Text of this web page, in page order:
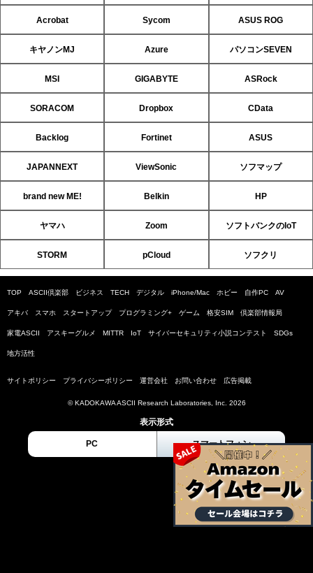
Acrobat Sycom ASUS ROG
キヤノンMJ Azure パソコンSEVEN
MSI GIGABYTE ASRock
SORACOM Dropbox CData
Backlog Fortinet ASUS
JAPANNEXT ViewSonic ソフマップ
brand new ME! Belkin HP
ヤマハ Zoom ソフトバンクのIoT
STORM pCloud ソフクリ
TOP ASCII倶楽部 ビジネス TECH デジタル iPhone/Mac ホビー 自作PC AV
アキバ スマホ スタートアップ プログラミング+ ゲーム 格安SIM 倶楽部情報局
家電ASCII アスキーグルメ MITTR IoT サイバーセキュリティ小説コンテスト SDGs
地方活性
サイトポリシー プライバシーポリシー 運営会社 お問い合わせ 広告掲載
© KADOKAWA ASCII Research Laboratories, Inc. 2026
表示形式
PC スマートフォン